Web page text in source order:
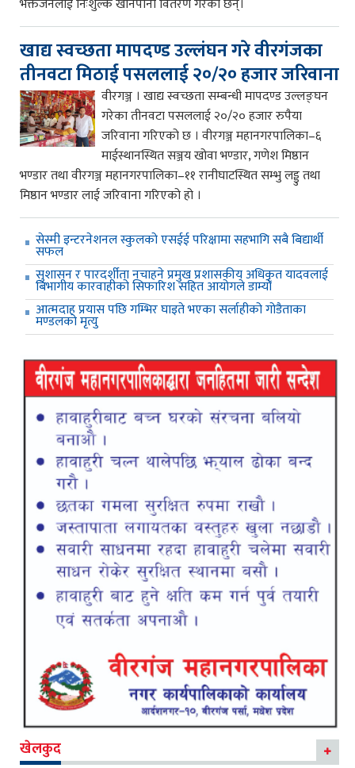
भक्तजनलाई निःशुल्क खानेपानी वितरण गरेका छन्।
खाद्य स्वच्छता मापदण्ड उल्लंघन गरे वीरगंजका
तीनवटा मिठाई पसललाई २०/२० हजार जरिवाना
वीरगञ्ज । खाद्य स्वच्छता सम्बन्धी मापदण्ड उल्लङ्घन
गरेका तीनवटा पसललाई २०/२० हजार रुपैया
जरिवाना गरिएको छ । वीरगञ्ज महानगरपालिका–६
माईस्थानस्थित सञ्जय खोवा भण्डार, गणेश मिष्ठान
भण्डार तथा वीरगञ्ज महानगरपालिका–११ रानीघाटस्थित सम्भु लड्डु तथा
मिष्ठान भण्डार लाई जरिवाना गरिएको हो ।
सेस्मी इन्टरनेशनल स्कुलको एसईई परिक्षामा सहभागि सबै बिद्यार्थी
सफल
सुशासन र पारदर्शीता नचाहने प्रमुख प्रशासकीय अधिकृत यादवलाई
बिभागीय कारवाहीको सिफारिश सहित आयोगले डाम्यो
आत्मदाह प्रयास पछि गम्भिर घाइते भएका सर्लाहीको गोडैताका
मण्डलको मृत्यु
खेलकुद